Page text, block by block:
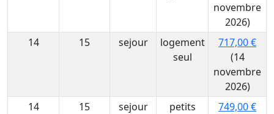
novembre
2026)
14
15 sejour
logement
seul
717,00 €
(14
novembre
2026)
14
15 sejour
petits
749,00 €